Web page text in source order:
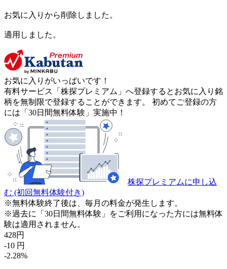
お気に入りから削除しました。
適用しました。
お気に入りがいっぱいです！
有料サービス「株探プレミアム」へ登録するとお気に入り銘
柄を無制限で登録することができます。 初めてご登録の方
には「30日間無料体験」実施中！
株探プレミアムに申し込
む (初回無料体験付き)
※無料体験終了後は、毎月の料金が発生します。
※過去に「30日間無料体験」をご利用になった方には無料体
験は適用されません。
428円
-10 円
-2.28%